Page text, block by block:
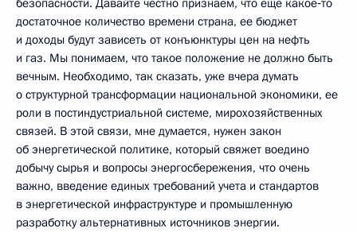
безопасности. Давайте честно признаем, что еще какое‑то
достаточное количество времени страна, ее бюджет
и доходы будут зависеть от конъюнктуры цен на нефть
и газ. Мы понимаем, что такое положение не должно быть
вечным. Необходимо, так сказать, уже вчера думать
о структурной трансформации национальной экономики, ее
роли в постиндустриальной системе, мирохозяйственных
связей. В этой связи, мне думается, нужен закон
об энергетической политике, который свяжет воедино
добычу сырья и вопросы энергосбережения, что очень
важно, введение единых требований учета и стандартов
в энергетической инфраструктуре и промышленную
разработку альтернативных источников энергии.